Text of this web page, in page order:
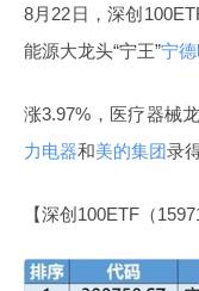
8月22日，深创
能源大龙头“宁王”宁
涨3.97%，医疗器械
力电器和美的集团录
【深创100ETF（